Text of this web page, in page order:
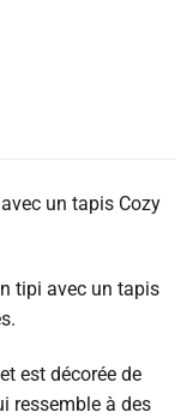
un tapis Cozy
tipi avec un tapis
est décorée de
ressemble à des